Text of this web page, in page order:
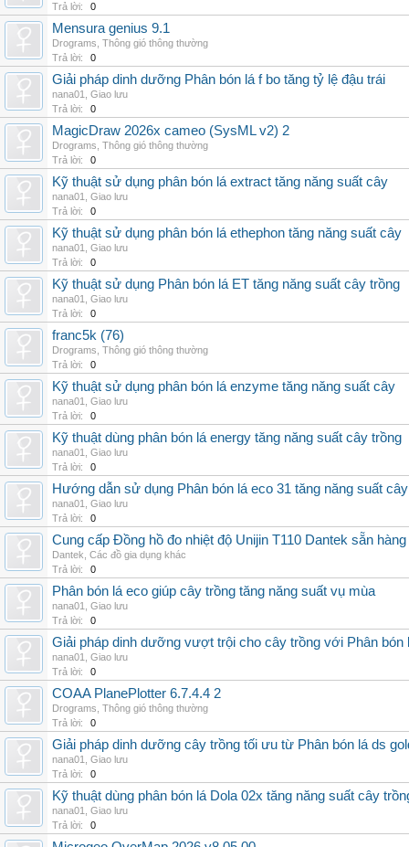
Trả lời:
0
Mensura genius 9.1
Drograms Thông gió thông thường
Trả lời:
0
Giải pháp dinh dưỡng Phân bón lá f bo tăng tỷ lệ đậu trái
nana01
Giao lưu
Trả lời:
0
MagicDraw 2026x cameo (SysML v2) 2
Drograms Thông gió thông thường
Trả lời:
0
Kỹ thuật sử dụng phân bón lá extract tăng năng suất cây
nana01
Giao lưu
Trả lời:
0
Kỹ thuật sử dụng phân bón lá ethephon tăng năng suất cây
nana01
Giao lưu
Trả lời:
0
Kỹ thuật sử dụng Phân bón lá ET tăng năng suất cây trồng
nana01
Giao lưu
Trả lời:
0
franc5k (76)
Drograms Thông gió thông thường
Trả lời:
0
Kỹ thuật sử dụng phân bón lá enzyme tăng năng suất cây
nana01
Giao lưu
Trả lời:
0
Kỹ thuật dùng phân bón lá energy tăng năng suất cây trồng
nana01
Giao lưu
Trả lời:
0
Hướng dẫn sử dụng Phân bón lá eco 31 tăng năng suất cây
nana01
Giao lưu
Trả lời:
0
Cung cấp Đồng hồ đo nhiệt độ Unijin T110 Dantek sẵn
Dantek Các đồ gia dụng khác
Trả lời:
0
Phân bón lá eco giúp cây trồng tăng năng suất vụ mùa
nana01
Giao lưu
Trả lời:
0
Giải pháp dinh dưỡng vượt trội cho cây trồng với Phân bón
nana01
Giao lưu
Trả lời:
0
COAA PlanePlotter 6.7.4.4 2
Drograms Thông gió thông thường
Trả lời:
0
Giải pháp dinh dưỡng cây trồng tối ưu từ Phân bón lá ds
nana01
Giao lưu
Trả lời:
0
Kỹ thuật dùng phân bón lá Dola 02x tăng năng suất cây
nana01
Giao lưu
Trả lời:
0